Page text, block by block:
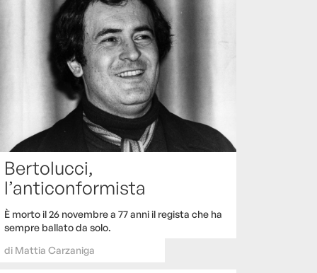
Bertolucci,
l’anticonformista
È morto il 26 novembre a 77 anni il regista che ha
sempre ballato da solo.
di Mattia Carzaniga